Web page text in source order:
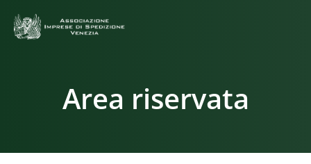
Area riservata